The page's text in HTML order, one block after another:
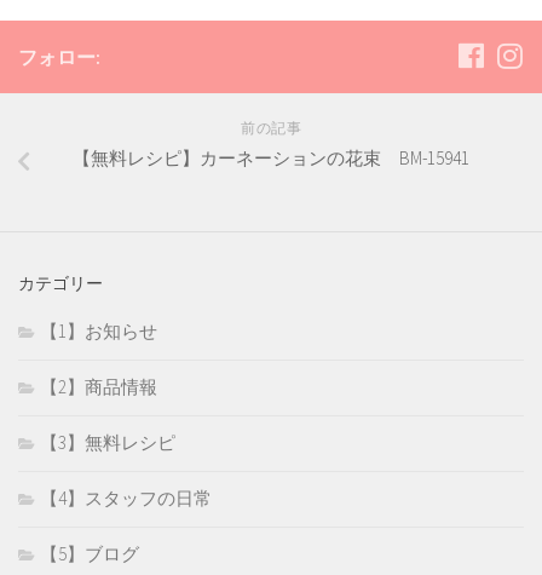
フォロー:
前の記事
【無料レシピ】カーネーションの花束 BM-15941
カテゴリー
【1】お知らせ
【2】商品情報
【3】無料レシピ
【4】スタッフの日常
【5】ブログ